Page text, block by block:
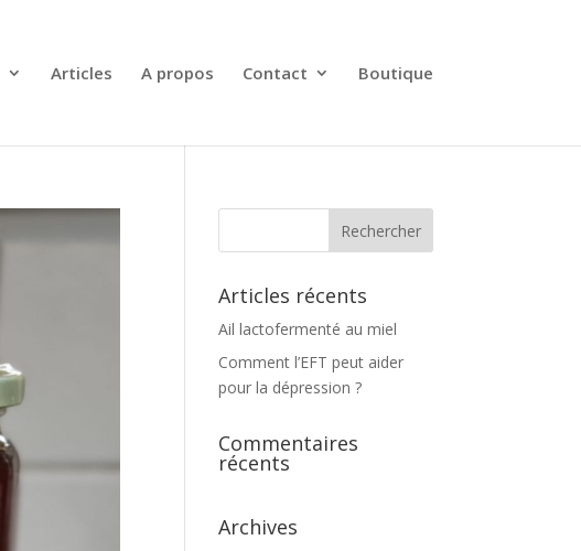
Articles A propos Contact Boutique
Articles récents
Ail lactofermenté au miel
Comment l’EFT peut aider
pour la dépression ?
Commentaires
récents
Archives